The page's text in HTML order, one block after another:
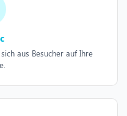
aus Besucher auf Ihre